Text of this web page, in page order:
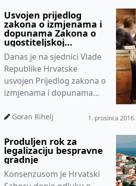
Usvojen prijedlog
zakona o izmjenama i
dopunama Zakona o
ugostiteljskoj
djelatnosti
Danas je na sjednici Vlade
Republike Hrvatske
usvojen Prijedlog zakona o
izmjenama i dopunama
djelatnosti. Ovim
Goran Rihelj 1. prosinca 2016.
Produljen rok za
legalizaciju bespravne
gradnje
Konsenzusom je Hrvatski